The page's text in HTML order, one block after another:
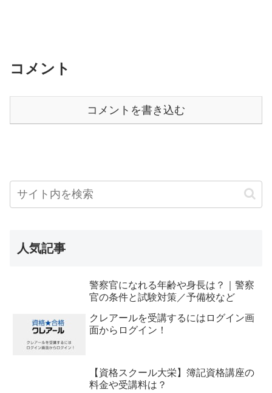
コメント
コメントを書き込む
人気記事
警察官になれる年齢や身長は？｜警察
官の条件と試験対策／予備校など
クレアールを受講するにはログイン画
面からログイン！
【資格スクール大栄】簿記資格講座の
料金や受講料は？